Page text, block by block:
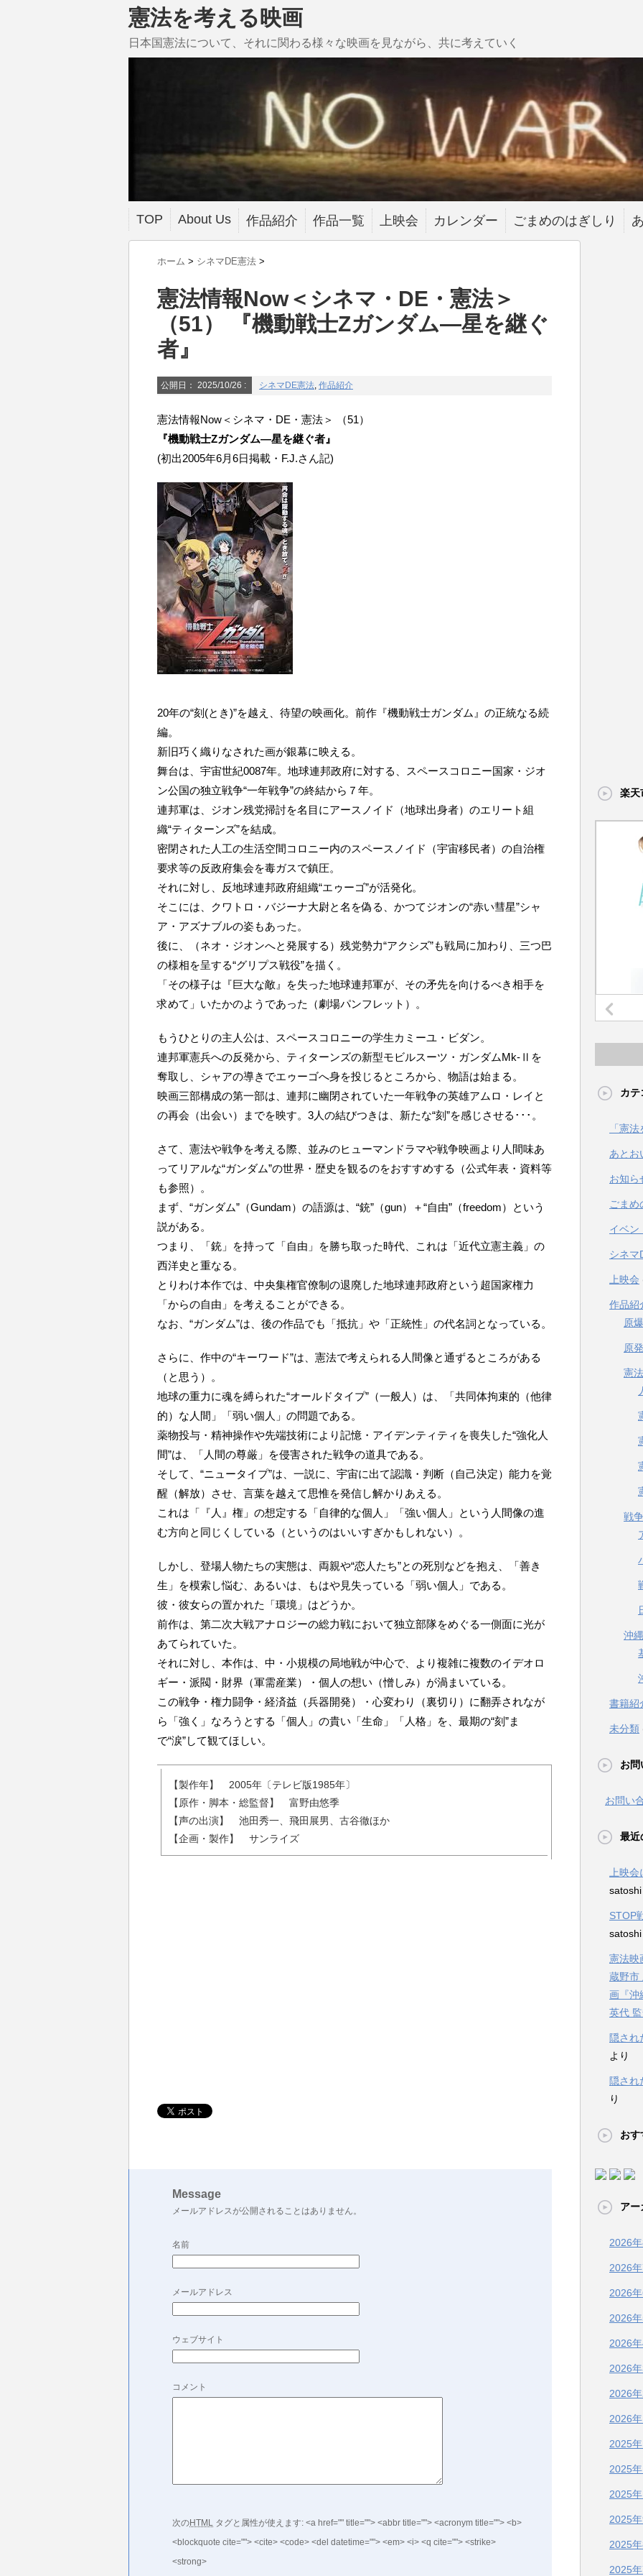
憲法を考える映画
日本国憲法について、それに関わる様々な映画を見ながら、共に考えていく
TOP About Us 作品紹介 作品一覧 上映会 カレンダー ごまめのはぎしり
ホーム > シネマDE憲法 >
憲法情報Now＜シネマ・DE・憲法＞
（51） 『機動戦士Zガンダム―星を継ぐ
者』
公開日： 2025/10/26 : シネマDE憲法, 作品紹介
憲法情報Now＜シネマ・DE・憲法＞ （51）
『機動戦士Zガンダム―星を継ぐ者』
(初出2005年6月6日掲載・F.J.さん記)
20年の“刻(とき)”を越え、待望の映画化。前作『機動戦士ガンダム』の正統なる続
編。
新旧巧く織りなされた画が銀幕に映える。
舞台は、宇宙世紀0087年。地球連邦政府に対する、スペースコロニー国家・ジオ
ン公国の独立戦争“一年戦争”の終結から７年。
連邦軍は、ジオン残党掃討を名目にアースノイド（地球出身者）のエリート組
織“ティターンズ”を結成。
密閉された人工の生活空間コロニー内のスペースノイド（宇宙移民者）の自治権
要求等の反政府集会を毒ガスで鎮圧。
それに対し、反地球連邦政府組織“エゥーゴ”が活発化。
そこには、クワトロ・バジーナ大尉と名を偽る、かつてジオンの“赤い彗星”シャ
ア・アズナブルの姿もあった。
後に、（ネオ・ジオンへと発展する）残党勢力“アクシズ”も戦局に加わり、三つ巴
の様相を呈する“グリプス戦役”を描く。
「その様子は『巨大な敵』を失った地球連邦軍が、その矛先を向けるべき相手を
求めて」いたかのようであった（劇場パンフレット）。
もうひとりの主人公は、スペースコロニーの学生カミーユ・ビダン。
連邦軍憲兵への反発から、ティターンズの新型モビルスーツ・ガンダムMk-Ⅱを
奪取し、シャアの導きでエゥーゴへ身を投じるところから、物語は始まる。
映画三部構成の第一部は、連邦に幽閉されていた一年戦争の英雄アムロ・レイと
の再会（出会い）までを映す。3人の結びつきは、新たな“刻”を感じさせる･･･。
さて、憲法や戦争を考える際、並みのヒューマンドラマや戦争映画より人間味あ
ってリアルな“ガンダム”の世界・歴史を観るのをおすすめする（公式年表・資料等
も参照）。
まず、“ガンダム”（Gundam）の語源は、“銃”（gun）＋“自由”（freedom）という
説がある。
つまり、「銃」を持って「自由」を勝ち取った時代、これは「近代立憲主義」の
西洋史と重なる。
とりわけ本作では、中央集権官僚制の退廃した地球連邦政府という超国家権力
「からの自由」を考えることができる。
なお、“ガンダム”は、後の作品でも「抵抗」や「正統性」の代名詞となっている。
さらに、作中の“キーワード”は、憲法で考えられる人間像と通ずるところがある
（と思う）。
地球の重力に魂を縛られた“オールドタイプ”（一般人）は、「共同体拘束的（他律
的）な人間」「弱い個人」の問題である。
薬物投与・精神操作や先端技術により記憶・アイデンティティを喪失した“強化人
間”は、「人間の尊厳」を侵害された戦争の道具である。
そして、“ニュータイプ”は、一説に、宇宙に出て認識・判断（自己決定）能力を覚
醒（解放）させ、言葉を越えて思惟を発信し解かりあえる。
これは「『人』権」の想定する「自律的な個人」「強い個人」という人間像の進
む方向と同じくしている（というのはいいすぎかもしれない）。
しかし、登場人物たちの実態は、両親や“恋人たち”との死別などを抱え、「善き
生」を模索し悩む、あるいは、もはや見失っている「弱い個人」である。
彼・彼女らの置かれた「環境」はどうか。
前作は、第二次大戦アナロジーの総力戦において独立部隊をめぐる一側面に光が
あてられていた。
それに対し、本作は、中・小規模の局地戦が中心で、より複雑に複数のイデオロ
ギー・派閥・財界（軍需産業）・個人の想い（憎しみ）が渦まいている。
この戦争・権力闘争・経済益（兵器開発）・心変わり（裏切り）に翻弄されなが
ら「強く」なろうとする「個人」の貴い「生命」「人格」を、最期の“刻”ま
で“涙”して観てほしい。
【製作年】 2005年〔テレビ版1985年〕
【原作・脚本・総監督】 富野由悠季
【声の出演】 池田秀一、飛田展男、古谷徹ほか
【企画・製作】 サンライズ
Message
メールアドレスが公開されることはありません。
名前
メールアドレス
ウェブサイト
コメント
次のHTML タグと属性が使えます: <a href="" title=""> <abbr title=""> <acronym title=""> <b>
<blockquote cite=""> <cite> <code> <del datetime=""> <em> <i> <q cite=""> <strike>
<strong>
楽天
カテ
「憲
あとお
お知ら
ごまめ
イベン
シネマ
上映会
作品紹
原
原
憲
戦
沖
書籍紹
未分類
お問
お問い
最近
上映
STOP
憲法映
蔵野市
画『沖
英代
隠さ
より
隠さ
り
おす
アー
2026
2026
2026
2026
2026
2026
2026
2026
2025
2025
2025
2025
2025
2025